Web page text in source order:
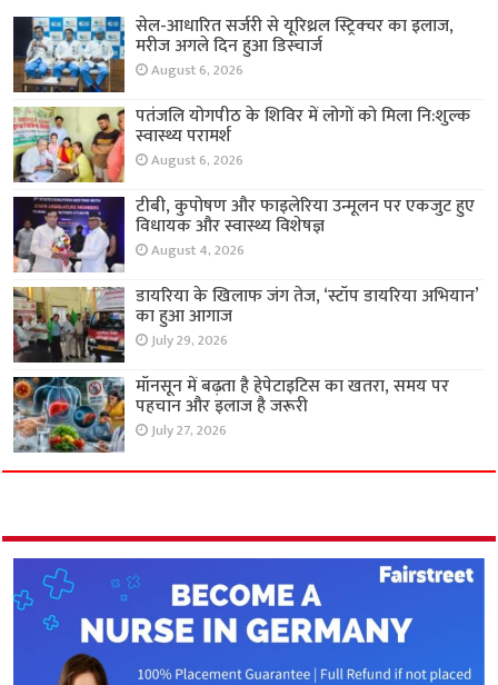
सेल-आधारित सर्जरी से यूरिथ्रल स्ट्रिक्चर का इलाज,
मरीज अगले दिन हुआ डिस्चार्ज
August 6, 2026
पतंजलि योगपीठ के शिविर में लोगों को मिला नि:शुल्क
स्वास्थ्य परामर्श
August 6, 2026
टीबी, कुपोषण और फाइलेरिया उन्मूलन पर एकजुट हुए
विधायक और स्वास्थ्य विशेषज्ञ
August 4, 2026
डायरिया के खिलाफ जंग तेज, ‘स्टॉप डायरिया अभियान’
का हुआ आगाज
July 29, 2026
मॉनसून में बढ़ता है हेपेटाइटिस का खतरा, समय पर
पहचान और इलाज है जरूरी
July 27, 2026